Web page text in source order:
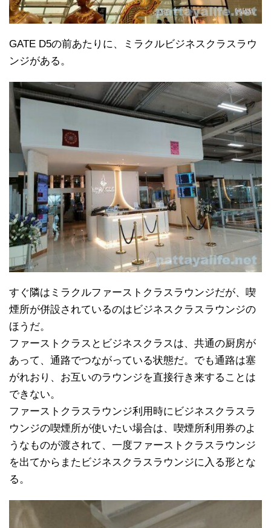
GATE D5の前あたりに、ミラクルビジネスクラスラウ
ンジがある。
すぐ隣はミラクルファーストクラスラウンジだが、喫
煙所が併設されているのはビジネスクラスラウンジの
ほうだ。
ファーストクラスとビジネスクラスは、共通の厨房が
あって、通路でつながっている状態だ。でも通路は塞
がれおり、お互いのラウンジを直接行き来することは
できない。
ファーストクラスラウンジ利用時にビジネスクラスラ
ウンジの喫煙所が使いたい場合は、喫煙所利用券のよ
うなものが渡されて、一度ファーストクラスラウンジ
を出てからまたビジネスクラスラウンジに入る形とな
る。